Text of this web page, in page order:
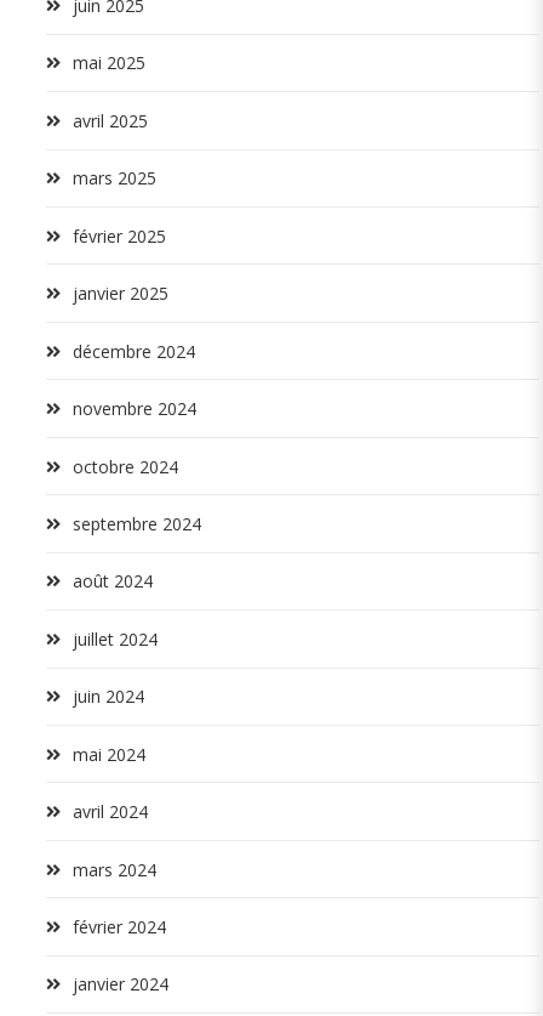
juin 2025
mai 2025
avril 2025
mars 2025
février 2025
janvier 2025
décembre 2024
novembre 2024
octobre 2024
septembre 2024
août 2024
juillet 2024
juin 2024
mai 2024
avril 2024
mars 2024
février 2024
janvier 2024